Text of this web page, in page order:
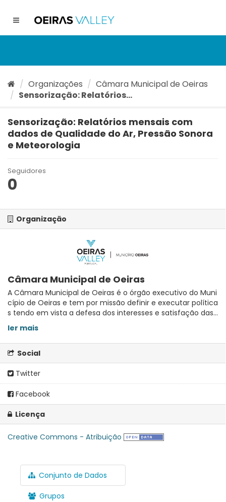
conteúdo
Toggle
Organizações
Câmara Municipal de Oeiras
Sensorização: Relatórios...
Sensorização: Relatórios mensais com
dados de Qualidade do Ar, Pressão Sonora
e Meteorologia
Seguidores
0
Organização
Câmara Municipal de Oeiras
A Câmara Municipal de Oeiras é o órgão executivo do Muni
cípio de Oeiras e tem por missão definir e executar política
s tendo em vista a defesa dos interesses e satisfação das...
ler mais
Social
Twitter
Facebook
Licença
Creative Commons - Atribuição
Conjunto de Dados
Grupos